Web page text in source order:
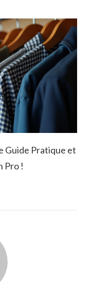
Guide Pratique et
Pro !